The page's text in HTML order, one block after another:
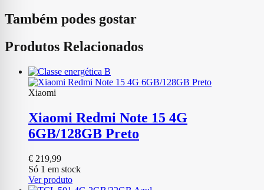
Também podes gostar
Produtos Relacionados
Xiaomi
Xiaomi Redmi Note 15 4G
6GB/128GB Preto
€ 219,99
Só 1 em stock
Ver produto